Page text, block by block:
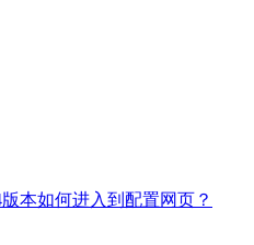
版本如何进入到配置网页？